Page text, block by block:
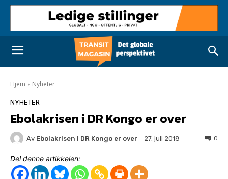
Hjem Nyheter
NYHETER
Ebolakrisen i DR Kongo er over
Av Ebolakrisen i DR Kongo er over 27. juli 2018 0
Del denne artikkelen: